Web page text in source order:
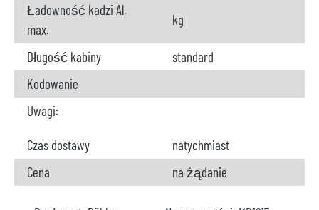
Ładowność kadzi Al,
max.
kg
Długość kabiny
standard
Kodowanie
Uwagi:
Czas dostawy
natychmiast
Cena
na żądanie